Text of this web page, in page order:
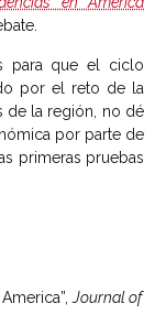
para que el ciclo
por el reto de la
de la región, no dé
por parte de
primeras pruebas
Journal of